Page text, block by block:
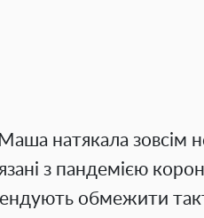
натякала зовсім
з пандемією
обмежити